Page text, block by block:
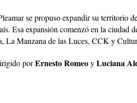
se propuso expandir su territorio
Esa expansión comenzó en la
La Manzana de las Luces, CCK y
porErnesto RomeoyLuciana